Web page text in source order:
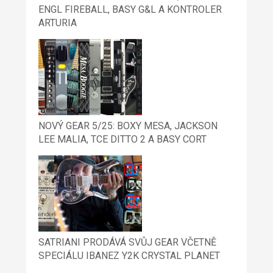
ENGL FIREBALL, BASY G&L A KONTROLER
ARTURIA
NOVÝ GEAR 5/25: BOXY MESA, JACKSON
LEE MALIA, TCE DITTO 2 A BASY CORT
SATRIANI PRODÁVÁ SVŮJ GEAR VČETNĚ
SPECIÁLU IBANEZ Y2K CRYSTAL PLANET